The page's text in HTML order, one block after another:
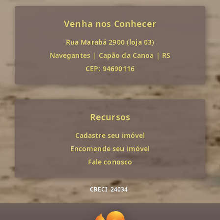
Venha nos Conhecer
Rua Marabá 2900 (loja 03)
Navegantes | Capão da Canoa | RS
CEP: 94690116
Recursos
Cadastre seu imóvel
Encomende seu imóvel
Fale conosco
CRECI 24034